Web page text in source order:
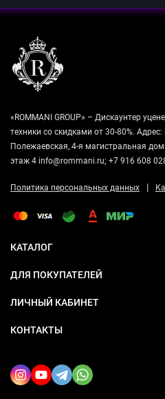
«ROMMANI GROUP» – Дискаунтер
техники со скидками от 30-80%.
Полежаевская, 4-я магистральная дом
этаж 4 info@rommani.ru; +7 916 608
Политика персональных данных |
КАТАЛОГ
ДЛЯ ПОКУПАТЕЛЕЙ
ЛИЧНЫЙ КАБИНЕТ
КОНТАКТЫ